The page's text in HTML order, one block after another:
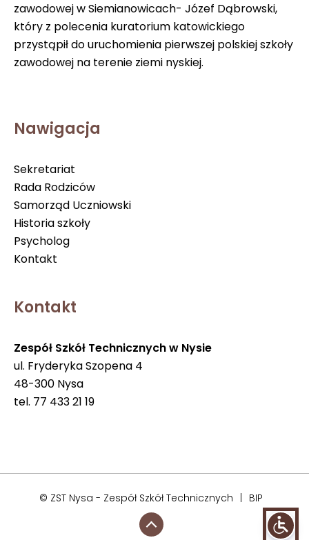
zawodowej w Siemianowicach- Józef Dąbrowski,
który z polecenia kuratorium katowickiego
przystąpił do uruchomienia pierwszej polskiej szkoły
zawodowej na terenie ziemi nyskiej.
Nawigacja
Sekretariat
Rada Rodziców
Samorząd Uczniowski
Historia szkoły
Psycholog
Kontakt
Kontakt
Zespół Szkół Technicznych w Nysie
ul. Fryderyka Szopena 4
48-300 Nysa
tel. 77 433 21 19
© ZST Nysa - Zespół Szkół Technicznych BIP